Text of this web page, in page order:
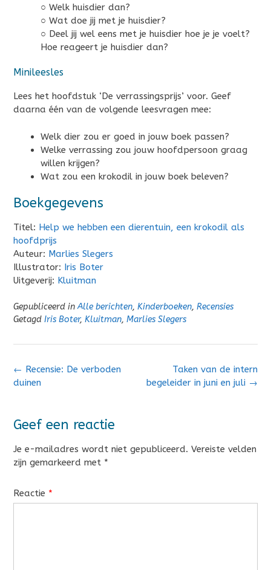
○ Welk huisdier dan?
○ Wat doe jij met je huisdier?
○ Deel jij wel eens met je huisdier hoe je je voelt?
Hoe reageert je huisdier dan?
Minileesles
Lees het hoofdstuk ‘De verrassingsprijs’ voor. Geef
daarna één van de volgende leesvragen mee:
Welk dier zou er goed in jouw boek passen?
Welke verrassing zou jouw hoofdpersoon graag
willen krijgen?
Wat zou een krokodil in jouw boek beleven?
Boekgegevens
Titel: Help we hebben een dierentuin, een krokodil als
hoofdprijs
Auteur: Marlies Slegers
Illustrator: Iris Boter
Uitgeverij: Kluitman
Gepubliceerd inAlle berichten, Kinderboeken, Recensies
Getagd Iris Boter, Kluitman, Marlies Slegers
Bericht
navigatie
Taken van de intern
begeleider in juni en juli →
← Recensie: De verboden
duinen
Geef een reactie
Je e-mailadres wordt niet gepubliceerd. Vereiste velden
zijn gemarkeerd met *
Reactie *